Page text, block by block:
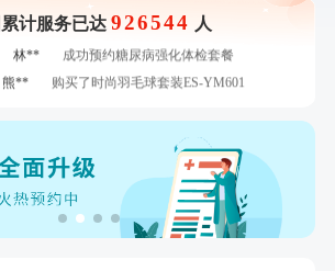
计服务已达 926544 人
瓶
刘**
成功预约了入职体检套餐
林**
成功预约糖尿病强化体检套餐
熊**
购买了时尚羽毛球套装ES-YM601
成功预约了健康体检一档
叶**
成功预约了女性防癌筛查套餐
了汤臣倍健多维男士多种维生素矿物质片1.5g*60片*2
购买了美的1.5L电热水壶HJ1522